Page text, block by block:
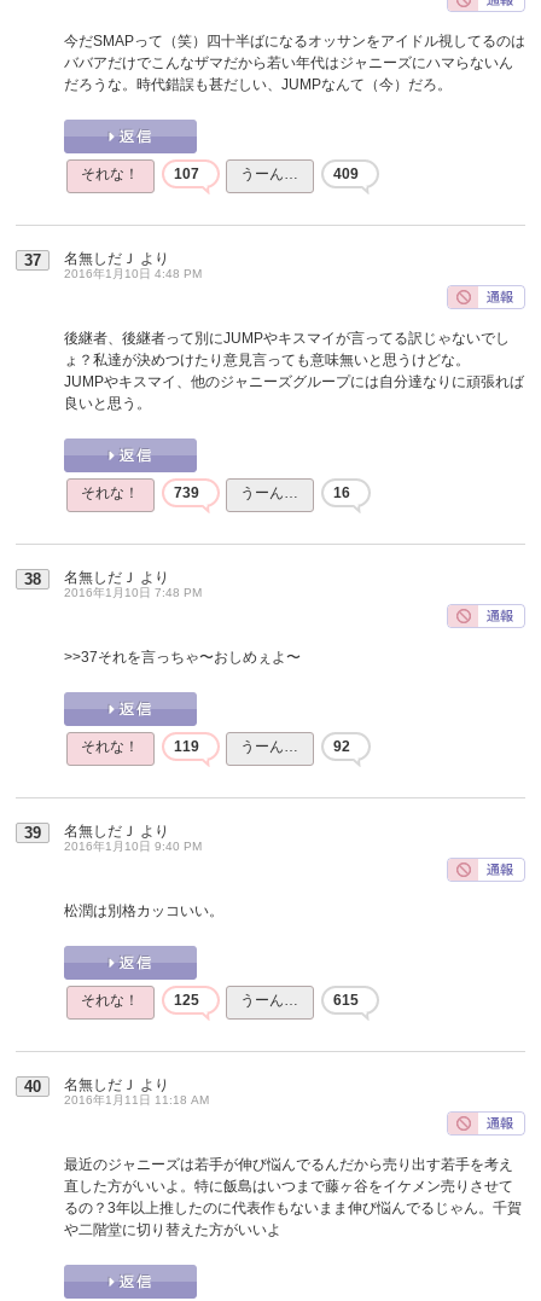
今だSMAPって（笑）四十半ばになるオッサンをアイドル視してるのは
ババアだけでこんなザマだから若い年代はジャニーズにハマらないん
だろうな。時代錯誤も甚だしい、JUMPなんて（今）だろ。
それな！ 107 うーん… 409
37 名無しだＪ より
2016年1月10日 4:48 PM
後継者、後継者って別にJUMPやキスマイが言ってる訳じゃないでし
ょ？私達が決めつけたり意見言っても意味無いと思うけどな。
JUMPやキスマイ、他のジャニーズグループには自分達なりに頑張れば
良いと思う。
それな！ 739 うーん… 16
38 名無しだＪ より
2016年1月10日 7:48 PM
>>37それを言っちゃ〜おしめぇよ〜
それな！ 119 うーん… 92
39 名無しだＪ より
2016年1月10日 9:40 PM
松潤は別格カッコいい。
それな！ 125 うーん… 615
40 名無しだＪ より
2016年1月11日 11:18 AM
最近のジャニーズは若手が伸び悩んでるんだから売り出す若手を考え
直した方がいいよ。特に飯島はいつまで藤ヶ谷をイケメン売りさせて
るの？3年以上推したのに代表作もないまま伸び悩んでるじゃん。千賀
や二階堂に切り替えた方がいいよ